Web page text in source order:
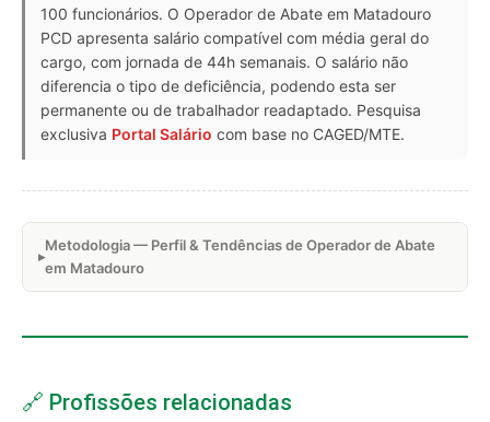
100 funcionários. O Operador de Abate em Matadouro
PCD apresenta salário compatível com média geral do
cargo, com jornada de 44h semanais. O salário não
diferencia o tipo de deficiência, podendo esta ser
permanente ou de trabalhador readaptado. Pesquisa
exclusiva Portal Salário com base no CAGED/MTE.
Metodologia — Perfil & Tendências de Operador de Abate
em Matadouro
🔗 Profissões relacionadas